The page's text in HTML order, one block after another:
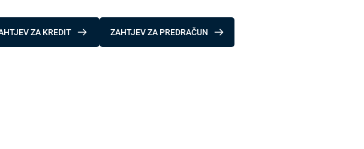
ZA KREDIT ZAHTJEV ZA PREDRAČUN